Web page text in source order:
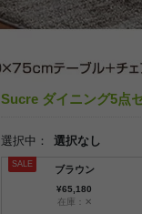
Sucre ダイニング5点
選択中： 選択なし
ブラウン
¥65,180
在庫：✕